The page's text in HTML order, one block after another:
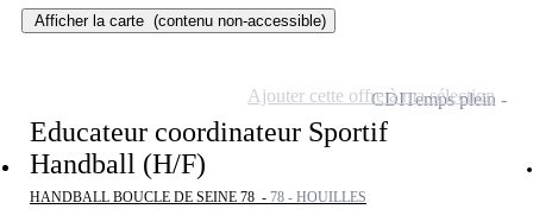
Afficher la carte (contenu non-accessible)
Educateur coordinateur Sportif
Handball (H/F)
HANDBALL BOUCLE DE SEINE 78 - 78 - HOUILLES
CDITemps plein
Ajouter cette offre à ma sélection